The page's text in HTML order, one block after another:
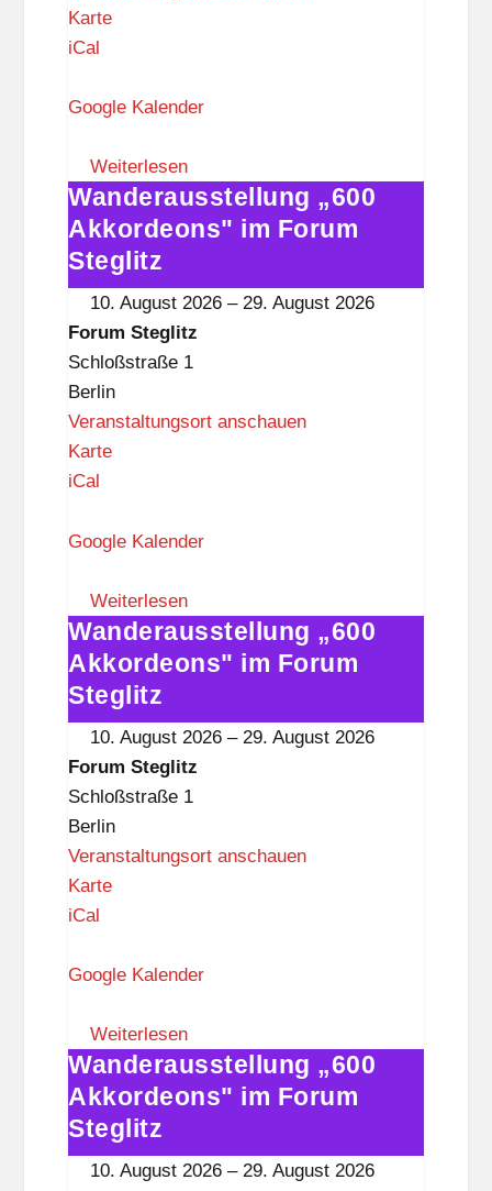
KarteF
u
S
t
e
g
l
i
t
z
iCal
Google Kalender
Weiterlesen
Wanderausstellung
„600
Akkordeons"
im
Forum
Steglitz
Wanderausstellung „600
Akkordeons" im Forum
Steglitz
10. August 2026 –29. August 2026
Forum Steglitz
Schloßstraße 1
Berlin
Veranstaltungsort anschauen
KarteF
u
S
t
e
g
l
i
t
z
iCal
Google Kalender
Weiterlesen
Wanderausstellung
„600
Akkordeons"
im
Forum
Steglitz
Wanderausstellung „600
Akkordeons" im Forum
Steglitz
10. August 2026 – 29. August 2026
Forum Steglitz
Schloßstraße 1
Berlin
Veranstaltungsort anschauen
KarteF
u
S
t
e
g
l
i
iCal
Google Kalender
Weiterlesen
Wanderausstellung
„600
Akkordeons"
im
Forum
Wanderausstellung „600
Akkordeons" im Forum
Steglitz
10. August 2026 –29. August 2026